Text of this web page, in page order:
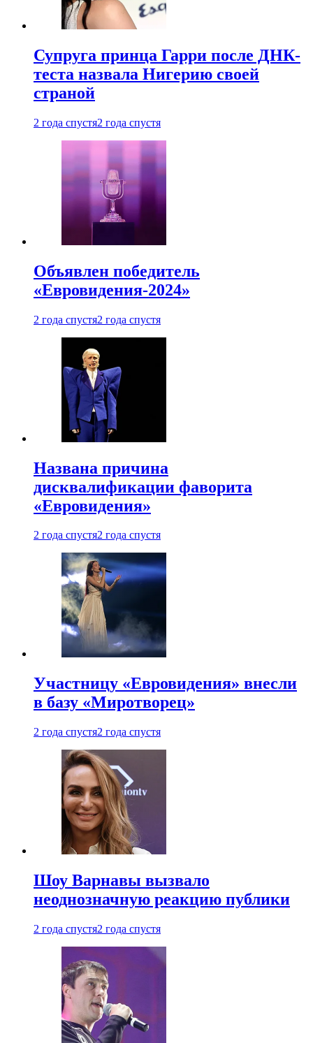
Супруга принца Гарри после ДНК-
теста назвала Нигерию своей
страной
2 года спустя2 года спустя
Объявлен победитель
«Евровидения-2024»
2 года спустя2 года спустя
Названа причина
дисквалификации фаворита
«Евровидения»
2 года спустя2 года спустя
Участницу «Евровидения» внесли
в базу «Миротворец»
2 года спустя2 года спустя
Шоу Варнавы вызвало
неоднозначную реакцию публики
2 года спустя2 года спустя